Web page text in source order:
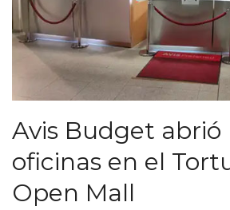
Avis Budget abrió
oficinas en el
Open Mall